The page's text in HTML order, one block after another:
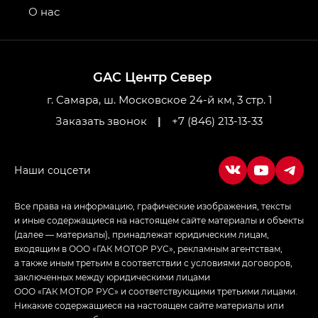
привод — GB AWD, Джи Эль Полный привод —
Джи Икс ПРЕМИУМ — GX PREMIUM, ЛАУНЖ —
LOUNGE
Empow — Эмпау (Empow) в комплектации
GAC Центр Север
г. Самара, ш. Московское 24-й км, 3 стр. 1
Заказать звонок
| +7 (846) 213-13-33
О нас
Все права на информацию, графические изображения, тексты
и иные содержащиеся на настоящем сайте материалы и объекты
(далее — материалы), принадлежат юридическим лицам,
входящим в ООО «ГАК МОТОР РУС», рекламным агентствам,
а также иным третьим в соответствии с условиями договоров,
заключенных между юридическими лицами
ООО «ГАК МОТОР РУС» и соответствующими третьими лицами.
Никакие содержащиеся на настоящем сайте материалы или